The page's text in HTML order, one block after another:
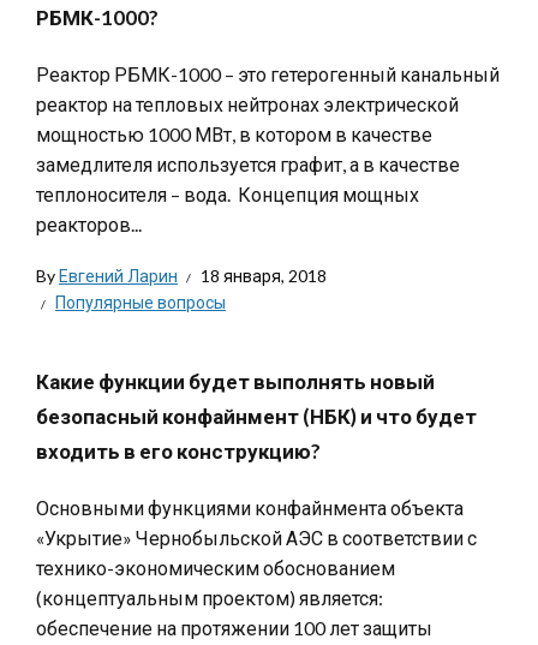
РБМК-1000?
Реактор РБМК-1000 – это гетерогенный канальный
реактор на тепловых нейтронах электрической
мощностью 1000 МВт, в котором в качестве
замедлителя используется графит, а в качестве
теплоносителя – вода. Концепция мощных
реакторов...
ByЕвгений Ларин
18 января, 2018
Популярные вопросы
Какие функции будет выполнять новый
безопасный конфайнмент (НБК) и что будет
входить в его конструкцию?
Основными функциями конфайнмента объекта
«Укрытие» Чернобыльской АЭС в соответствии с
технико-экономическим обоснованием
(концептуальным проектом) является:
обеспечение на протяжении 100 лет защиты